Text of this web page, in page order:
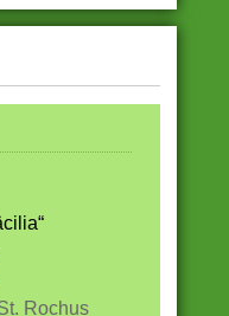
Rochus